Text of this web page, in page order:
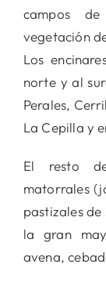
campos
vegetación
Los
norte y al
Perales,
La Cepilla y
El resto
matorrales
pastizales
la gran
avena,